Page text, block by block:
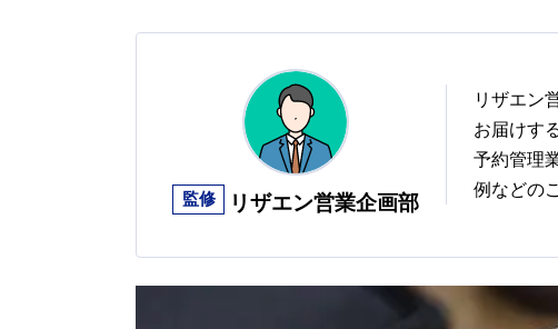
監修 リザエン営業企画部
リザエン
お届けす
予約管理
例などの